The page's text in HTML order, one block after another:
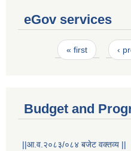
eGov services
Pages« first ‹
Budget and
||आ.व.२०८३/०८४ बजेट वक्तव्य ||